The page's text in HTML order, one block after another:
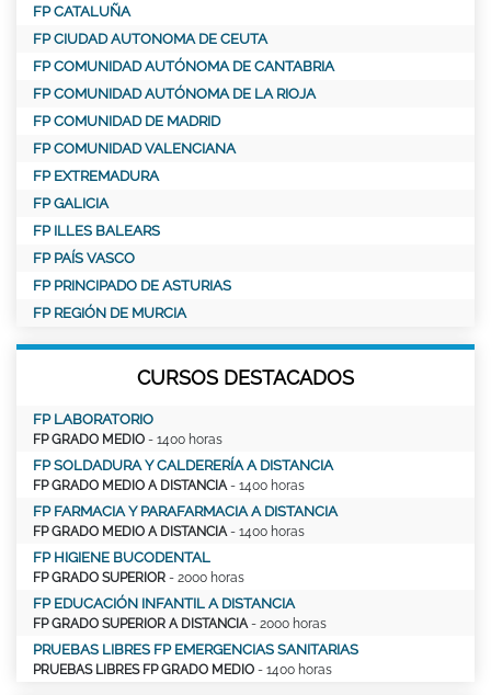
FP CATALUÑA
FP CIUDAD AUTONOMA DE CEUTA
FP COMUNIDAD AUTÓNOMA DE CANTABRIA
FP COMUNIDAD AUTÓNOMA DE LA RIOJA
FP COMUNIDAD DE MADRID
FP COMUNIDAD VALENCIANA
FP EXTREMADURA
FP GALICIA
FP ILLES BALEARS
FP PAÍS VASCO
FP PRINCIPADO DE ASTURIAS
FP REGIÓN DE MURCIA
CURSOS DESTACADOS
FP LABORATORIO
FP GRADO MEDIO - 1400 horas
FP SOLDADURA Y CALDERERÍA A DISTANCIA
FP GRADO MEDIO A DISTANCIA - 1400 horas
FP FARMACIA Y PARAFARMACIA A DISTANCIA
FP GRADO MEDIO A DISTANCIA - 1400 horas
FP HIGIENE BUCODENTAL
FP GRADO SUPERIOR - 2000 horas
FP EDUCACIÓN INFANTIL A DISTANCIA
FP GRADO SUPERIOR A DISTANCIA - 2000 horas
PRUEBAS LIBRES FP EMERGENCIAS SANITARIAS
PRUEBAS LIBRES FP GRADO MEDIO - 1400 horas